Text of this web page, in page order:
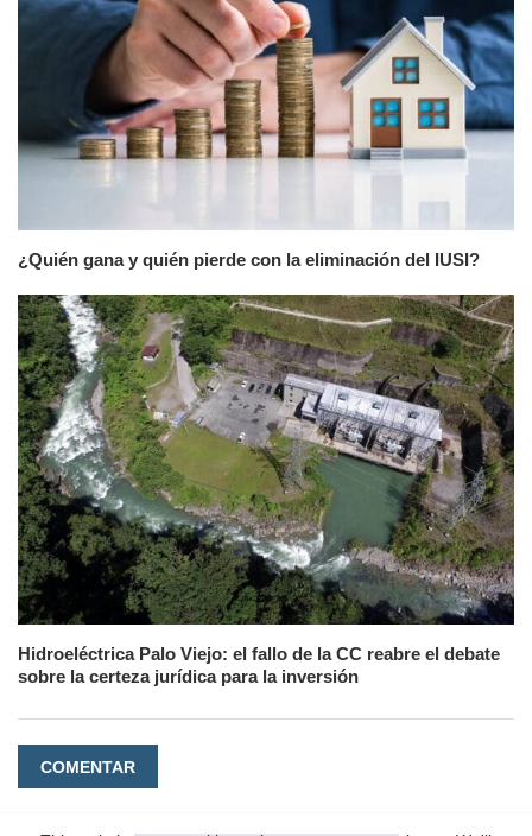
¿Quién gana y quién pierde con la eliminación del IUSI?
Hidroeléctrica Palo Viejo: el fallo de la CC reabre el debate
sobre la certeza jurídica para la inversión
COMENTAR